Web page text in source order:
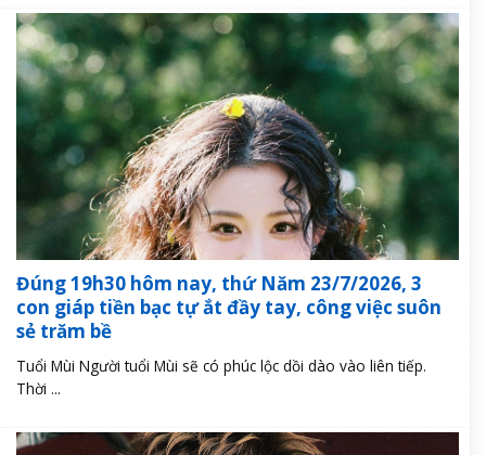
Đúng 19h30 hôm nay, thứ Năm 23/7/2026, 3
con giáp tiền bạc tự ắt đầy tay, công việc suôn
sẻ trăm bề
Tuổi Mùi Người tuổi Mùi sẽ có phúc lộc dồi dào vào liên tiếp.
Thời ...